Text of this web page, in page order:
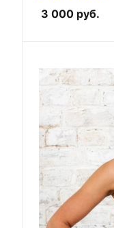
3 000 руб.